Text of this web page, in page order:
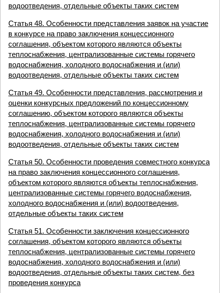
водоотведения, отдельные объекты таких систем
Статья 48. Особенности представления заявок на участие
в конкурсе на право заключения концессионного
соглашения, объектом которого являются объекты
теплоснабжения, централизованные системы горячего
водоснабжения, холодного водоснабжения и (или)
водоотведения, отдельные объекты таких систем
Статья 49. Особенности представления, рассмотрения и
оценки конкурсных предложений по концессионному
соглашению, объектом которого являются объекты
теплоснабжения, централизованные системы горячего
водоснабжения, холодного водоснабжения и (или)
водоотведения, отдельные объекты таких систем
Статья 50. Особенности проведения совместного конкурса
на право заключения концессионного соглашения,
объектом которого являются объекты теплоснабжения,
централизованные системы горячего водоснабжения,
холодного водоснабжения и (или) водоотведения,
отдельные объекты таких систем
Статья 51. Особенности заключения концессионного
соглашения, объектом которого являются объекты
теплоснабжения, централизованные системы горячего
водоснабжения, холодного водоснабжения и (или)
водоотведения, отдельные объекты таких систем, без
проведения конкурса